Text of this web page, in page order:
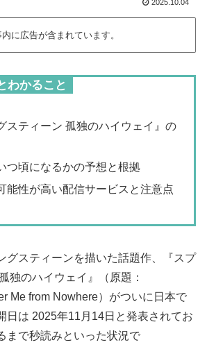
2025.10.04
に広告が含まれています。
わかること
スティーン 孤独のハイウェイ』の
つ頃になるかの予想と根拠
能性が高い配信サービスと注意点
グスティーンを描いた話題作、『スプ
独のハイウェイ』（原題：
Me from Nowhere）がついに日本で
日は 2025年11月14日と発表されてお
まで秒読みといった状況で